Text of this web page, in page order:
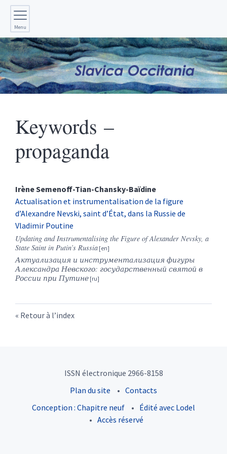
Menu
Keywords –
propaganda
IrèneSemenoff-Tian-Chansky-Baïdine
Actualisation et instrumentalisation de la figure
d’Alexandre Nevski, saint d’État, dans la Russie de
Vladimir Poutine
Updating and Instrumentalising the Figure of Alexander Nevsky, a
State Saint in Putin’s Russia
Актуализация и инструментализация фигуры
Александра Невского: государственный святой в
России при Путине
Retour à l’index
ISSN électronique 2966-8158
Plan du site
Contacts
Conception : Chapitre neuf
Édité avec Lodel
Accès réservé